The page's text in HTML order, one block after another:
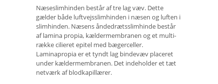
Næseslimhinden består af tre lag væv. Dette
gælder både luftvejsslimhinden i næsen og luften i
slimhinden. Næsens åndedrætsslimhinde består
af lamina propia, kældermembranen og et multi-
række cilieret epitel med bægerceller.
Laminapropia er et tyndt lag bindevæv placeret
under kældermembranen. Det indeholder et tæt
netværk af blodkapillærer.